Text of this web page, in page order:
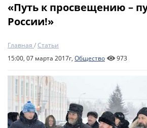
«Путь к просвещению –
России!»
Главная /Статьи
15:00, 07 марта 2017г, Общество 973